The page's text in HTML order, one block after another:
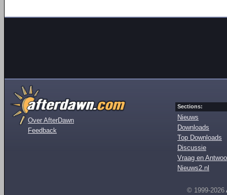
Over AfterDawn
Feedback
Sections:
Nieuws
Downloads
Top Downloads
Discussie
Vraag en
Nieuws2.nl
© 1999-2026